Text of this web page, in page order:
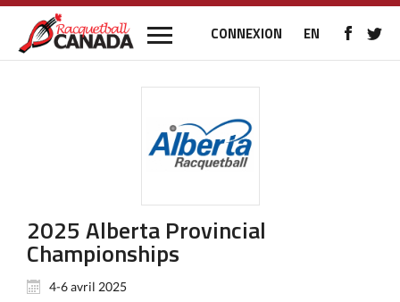
CONNEXION EN
2025 Alberta Provincial
Championships
4-6 avril 2025